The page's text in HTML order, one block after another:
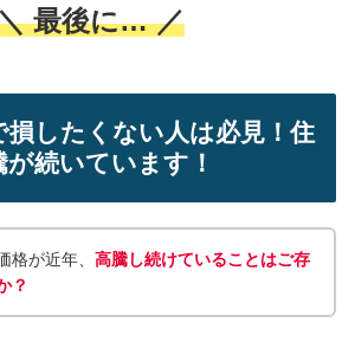
最後に… ／
損したくない人は必見！住
続いています！
格が近年、 高騰し続けていることはご存
？